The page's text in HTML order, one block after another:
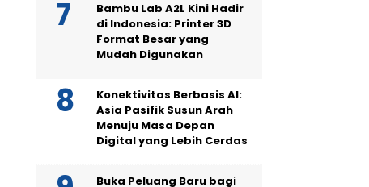
Bambu Lab A2L Kini Hadir
di Indonesia: Printer 3D
Format Besar yang
Mudah Digunakan
Konektivitas Berbasis AI:
Asia Pasifik Susun Arah
Menuju Masa Depan
Digital yang Lebih Cerdas
Buka Peluang Baru bagi